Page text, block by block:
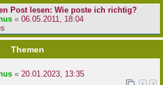
Post lesen: Wie poste ich richtig?
« 06.05.2011, 18:04
Themen
« 20.01.2023, 13:35